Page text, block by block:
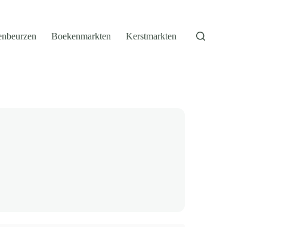
Boekenmarkten Kerstmarkten